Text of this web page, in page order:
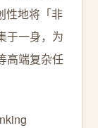
性地将「非
于一身，为
高端复杂任